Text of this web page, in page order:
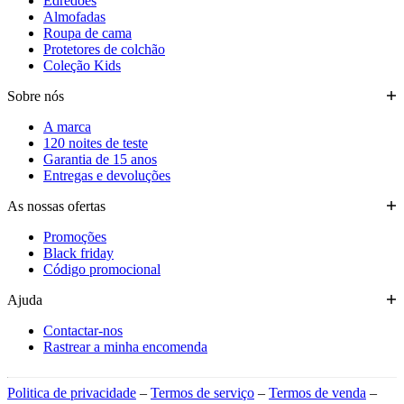
Almofadas
Roupa de cama
Protetores de colchão
Coleção Kids
Sobre nós
A marca
120 noites de teste
Garantia de 15 anos
Entregas e devoluções
As nossas ofertas
Promoções
Black friday
Código promocional
Ajuda
Contactar-nos
Rastrear a minha encomenda
Politica de privacidade – Termos de serviço – Termos de venda –